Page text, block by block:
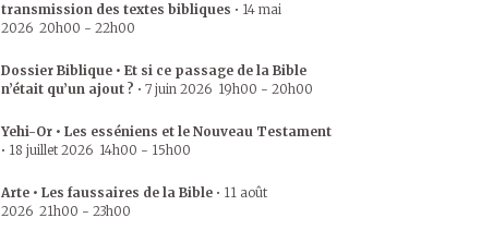
transmission des textes bibliques • 14 mai
2026 20h00 - 22h00
Dossier Biblique • Et si ce passage de la Bible
n’était qu’un ajout ? • 7 juin 2026 19h00 - 20h00
Yehi-Or • Les esséniens et le Nouveau Testament
• 18 juillet 2026 14h00 - 15h00
Arte • Les faussaires de la Bible • 11 août
2026 21h00 - 23h00